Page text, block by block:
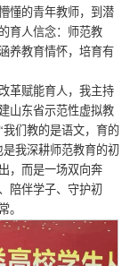
懂的青年教师，到潜
育人信念：师范教
养教育情怀，培育有
革赋能育人，我主持
山东省示范性虚拟教
们教的是语文，育的
我深耕师范教育的初
，而是一场双向奔
陪伴学子、守护初
。